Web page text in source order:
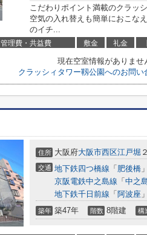
こだわりポイント満載のクラッ
空気の入れ替えも簡単におこな
のイチ...
管理費・共益費 敷金 礼金
現在空室情報がありませ
クラッシィタワー靱公園へのお問い
住所 大阪府大阪市西区江戸堀
交通 地下鉄四つ橋線 「 肥後橋
京阪電鉄中之島線 「 中之
地下鉄千日前線 「 阿波座
築年 築47年 階数 8階建 構